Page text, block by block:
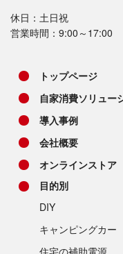
休日：土日祝
営業時間：9:00～17:00
トップページ
自家消費ソリュー
導入事例
会社概要
オンラインストア
目的別
DIY
キャンピングカー
住宅の補助電源